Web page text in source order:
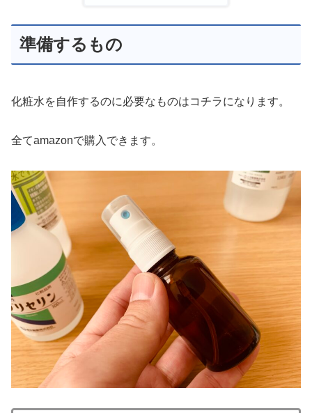
準備するもの
化粧水を自作するのに必要なものはコチラになります。
全てamazonで購入できます。